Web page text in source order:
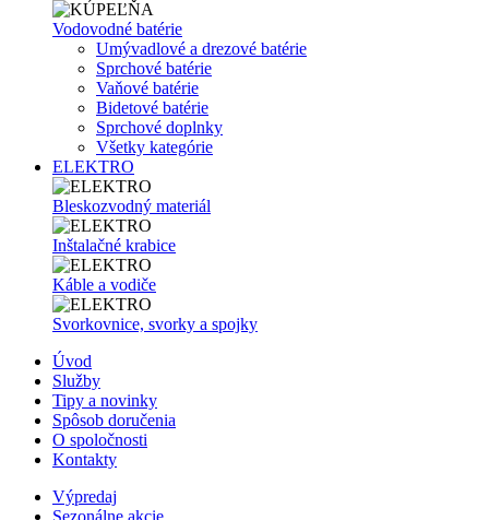
Vodovodné batérie
Umývadlové a drezové batérie
Sprchové batérie
Vaňové batérie
Bidetové batérie
Sprchové doplnky
Všetky kategórie
ELEKTRO
Bleskozvodný materiál
Inštalačné krabice
Káble a vodiče
Svorkovnice, svorky a spojky
Úvod
Služby
Tipy a novinky
Spôsob doručenia
O spoločnosti
Kontakty
Výpredaj
Sezonálne akcie